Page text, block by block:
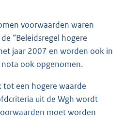
voorwaarden waren
“Beleidsregel hogere
jaar 2007 en worden ook in
nota ook opgenomen.
tot een hogere waarde
uit de Wgh wordt
moet worden